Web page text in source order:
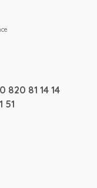
0 820 81 14 14
51